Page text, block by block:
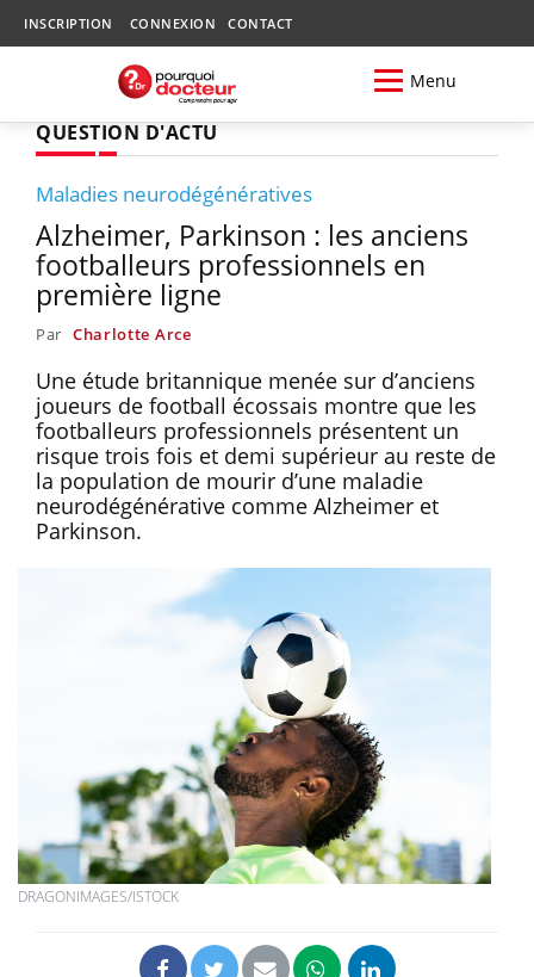
INSCRIPTION CONNEXION CONTACT
Menu
QUESTION D'ACTU
Maladies neurodégénératives
Alzheimer, Parkinson : les anciens
footballeurs professionnels en
première ligne
Par Charlotte Arce
Une étude britannique menée sur d’anciens
joueurs de football écossais montre que les
footballeurs professionnels présentent un
risque trois fois et demi supérieur au reste de
la population de mourir d’une maladie
neurodégénérative comme Alzheimer et
Parkinson.
DRAGONIMAGES/ISTOCK